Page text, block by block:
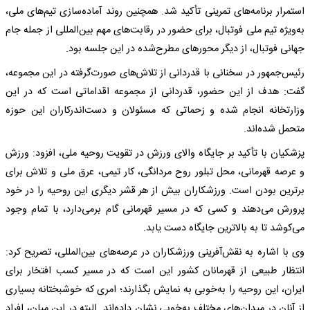
استمرار برنامه‌های تمرینی تأکید شد. همچنین روند آماده‌سازی تیم‌های ملی،
به‌ویژه تیم ملی فوتبال، برای حضور در رقابت‌های مهم بین‌المللی از جمله جام
جهانی فوتبال، از دیگر محورهای مطرح‌شده در این جلسه بود.
رئیس‌جمهور در سخنانی با قدردانی از تلاش‌های صورت‌گرفته در این مجموعه،
گفت: هدف از این حضور، قدردانی از مجموعه اقداماتی است که در این
وزارتخانه انجام شده و زحماتی که مسئولان و دست‌اندرکاران این حوزه
متحمل شده‌اند.
پزشکیان با تأکید بر جایگاه والای ورزش در تقویت روحیه ملی، افزود: ورزش
و عرصه قهرمانی، محل تبلور روح مردانگی، کار تیمی، عرق ملی و تلاش برای
برترین بودن است. ورزشکاران بیش از هر قشر دیگری این روحیه را در خود
پرورش می‌دهند و کسی که در مسیر قهرمانی گام برمی‌دارد، با تمام وجود
می‌کوشد تا به بالاترین جایگاه دست یابد.
وی با اشاره به نقش‌آفرینی ورزشکاران در عرصه‌های بین‌المللی، تصریح کرد:
انتظار طبیعی از قهرمانان کشور این است که در مسیر کسب افتخار برای
ایران، این روحیه را به‌خوبی به نمایش بگذارند؛ امری که خوشبختانه بسیاری